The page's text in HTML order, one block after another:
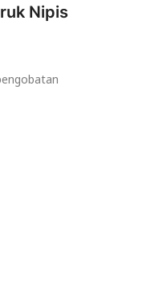
Nipis